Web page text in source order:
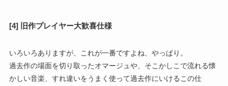
[4] 旧作プレイヤー大歓喜仕様
いろいろありますが、これが一番ですよね、やっぱり。
過去作の場面を切り取ったオマージュや、そこかしこで流れる懐
かしい音楽、すれ違いをうまく使って過去作にいけるこの仕